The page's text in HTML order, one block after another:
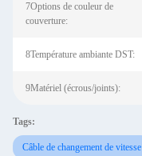
7Options de couleur de
couverture:
8Température ambiante DST:
9Matériel (écrous/joints):
Tags:
Câble de changement de vitesse